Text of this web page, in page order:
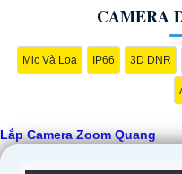
hàng tiềm năng cho dịch vụ
CAMERA
Mic Và Loa IP66 3D DNR
Lắp Camera Zoom Quang